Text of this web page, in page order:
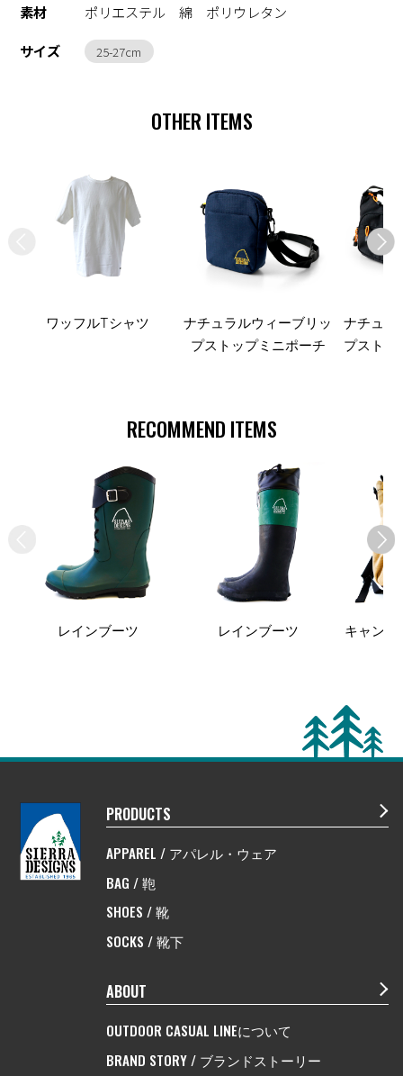
素材
ポリエステル 綿 ポリウレタン
サイズ
25-27cm
OTHER ITEMS
ワッフルTシャツ
ナチュラルウィーブリッ
プストップミニポーチ
ナチュラ
プストッ
RECOMMEND ITEMS
レインブーツ レインブーツ
キャンバ
PRODUCTS
APPAREL / アパレル・ウェア
BAG / 鞄
SHOES / 靴
SOCKS / 靴下
ABOUT
OUTDOOR CASUAL LINEについて
BRAND STORY / ブランドストーリー